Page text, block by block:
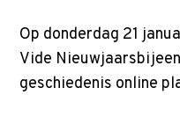
a
t
i
Op donderdag 21
Vide
geschiedenis online